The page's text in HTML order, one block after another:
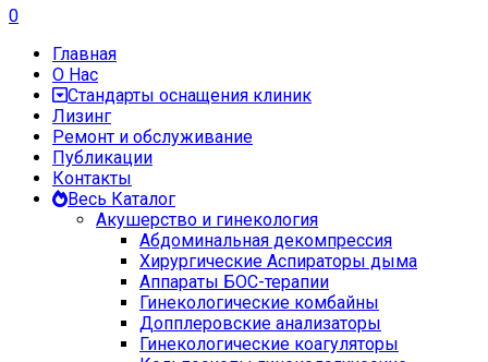
0
Главная
О Нас
Стандарты оснащения клиник
Лизинг
Ремонт и обслуживание
Публикации
Контакты
Весь Каталог
Акушерство и гинекология
Абдоминальная декомпрессия
Хирургические Аспираторы дыма
Аппараты БОС-терапии
Гинекологические комбайны
Допплеровские анализаторы
Гинекологические коагуляторы